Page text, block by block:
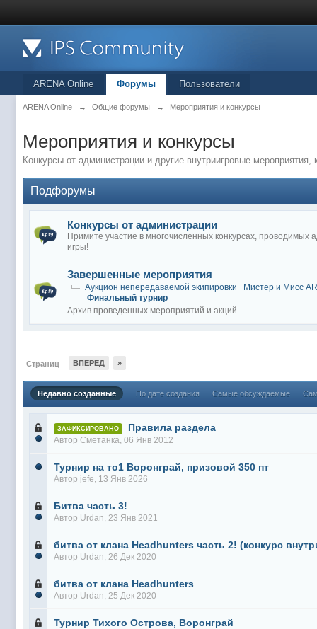
ARENA Online Форумы Пользователи
ARENA Online → Общие форумы → Мероприятия и конкурсы
Мероприятия и конкурсы
Конкурсы от администрации и другие внутриигровые
Подфорумы
Конкурсы от администрации
Примите участие в многочисленных конкурсах, проводимых
игры!
Завершенные мероприятия
Аукцион непередаваемой экипировки
Мистер и Мисс
Финальный турнир
Архив проведенных мероприятий и акций
Страниц ВПЕРЕД »
Недавно созданные По дате создания Самые обсуждаемые
ЗАФИКСИРОВАНО Правила раздела
Автор Сметанка, 06 Янв 2012
Турнир на то1 Воронграй, призовой 350 пт
Автор jefe, 13 Янв 2026
Битва часть 3!
Автор Urdan, 23 Янв 2021
битва от клана Headhunters часть 2! (конкурс
Автор Urdan, 26 Дек 2020
битва от клана Headhunters
Автор Urdan, 25 Дек 2020
Турнир Тихого Острова, Воронграй